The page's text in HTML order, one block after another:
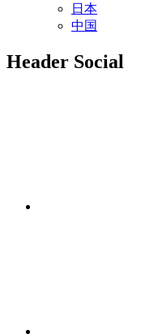
日本
中国
Header Social